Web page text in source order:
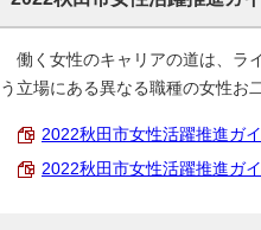
働く女性のキャリアの道は、ラ
う立場にある異なる職種の女性お
2022秋田市女性活躍推進ガ
2022秋田市女性活躍推進ガ